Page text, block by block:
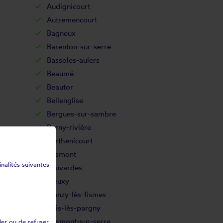
Audignicourt
Autremencourt
Bagneux
Barenton-sur-serre
Bassoles-aulers
Beaumé
Beautor
Bellenglise
Bergues-sur-sambre
Berny-rivière
Berthenicourt
Besmont
Beuvardes
Bieuxy
Blanzy-lès-fismes
Bois-lès-pargny
suivantes